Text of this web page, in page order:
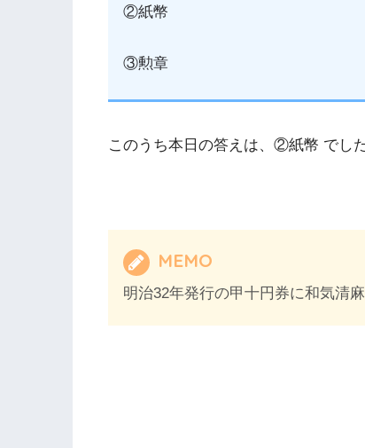
②紙幣
③勲章
このうち本日の答えは、②紙幣 でした
MEMO
明治32年発行の甲十円券に和気清